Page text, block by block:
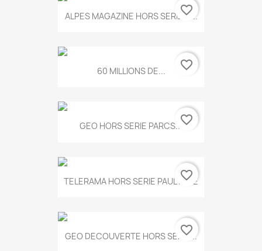
ALPES MAGAZINE HORS SERIE N...
favorite_border
60 MILLIONS DE... favorite_border
GEO HORS SERIE PARCS...favorite_border
TELERAMA HORS SERIE PAUL KLEE
favorite_border
GEO DECOUVERTE HORS SERIE...
favorite_border